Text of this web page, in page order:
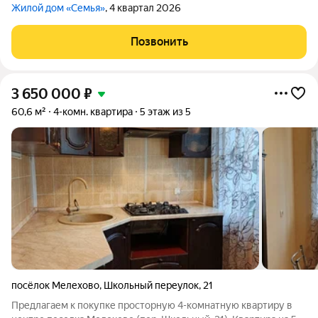
Жилой дом «Семья», 4 квартал 2026
Позвонить
3 650 000 ₽
60,6 м² 4-комн. квартира 5 этаж из 5
посёлок Мелехово, Школьный переулок, 21
Предлагаем к покупке просторную 4-комнатную квартиру в